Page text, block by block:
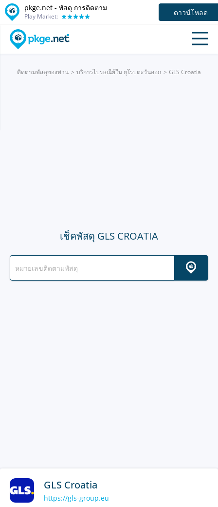
pkge.net - พัสดุ การติดตาม
Play Market: ดาวน์โหลด
ติดตามพัสดุของท่าน บริการไปรษณีย์ใน ยุโรปตะวันออก GLS Croatia
เช็คพัสดุ GLS CROATIA
GLS Croatia
https://gls-group.eu